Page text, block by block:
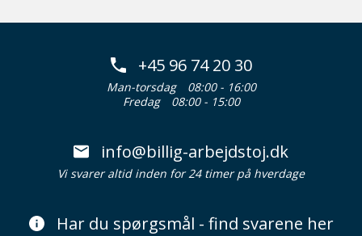
+45 96 74 20 30
Man-torsdag
08:00 - 16:00
Fredag
08:00 - 15:00
info@billig-arbejdstoj.dk
Vi svarer altid inden for 24 timer på hverdage
Har du spørgsmål - find svarene her